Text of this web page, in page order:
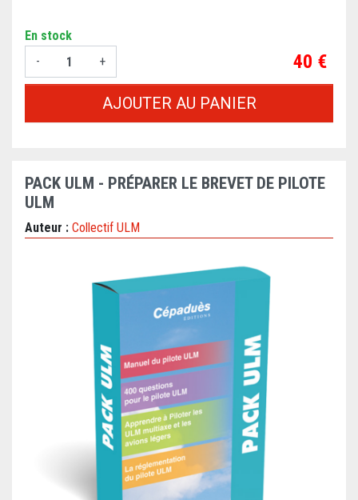
En stock
-
+ Prix
40 €
AJOUTER AU PANIER
PACK ULM - PRÉPARER LE BREVET DE PILOTE
ULM
Auteur : Collectif ULM